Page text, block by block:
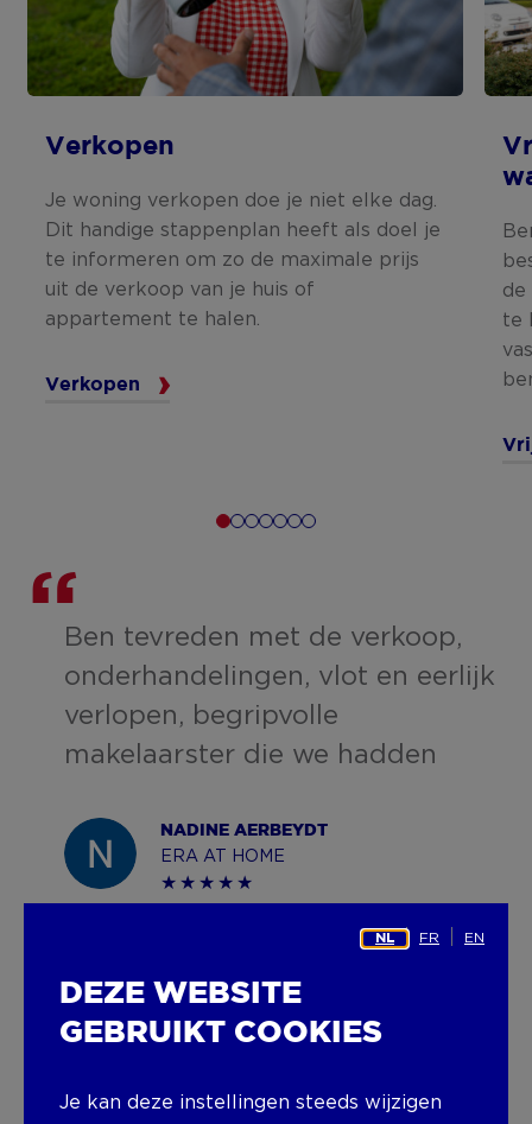
Verkopen
Je woning verkopen doe je niet elke dag.
Dit handige stappenplan heeft als doel je
te informeren om zo de maximale prijs
uit de verkoop van je huis of
appartement te halen.
Verkopen
de
te
Ben tevreden met de verkoop,
onderhandelingen, vlot en eerlijk
verlopen, begripvolle
makelaarster die we hadden
NADINE AERBEYDT
ERA AT HOME
190 reviews op
NL FR EN
DEZE WEBSITE
GEBRUIKT COOKIES
Je kan deze instellingen steeds wijzigen